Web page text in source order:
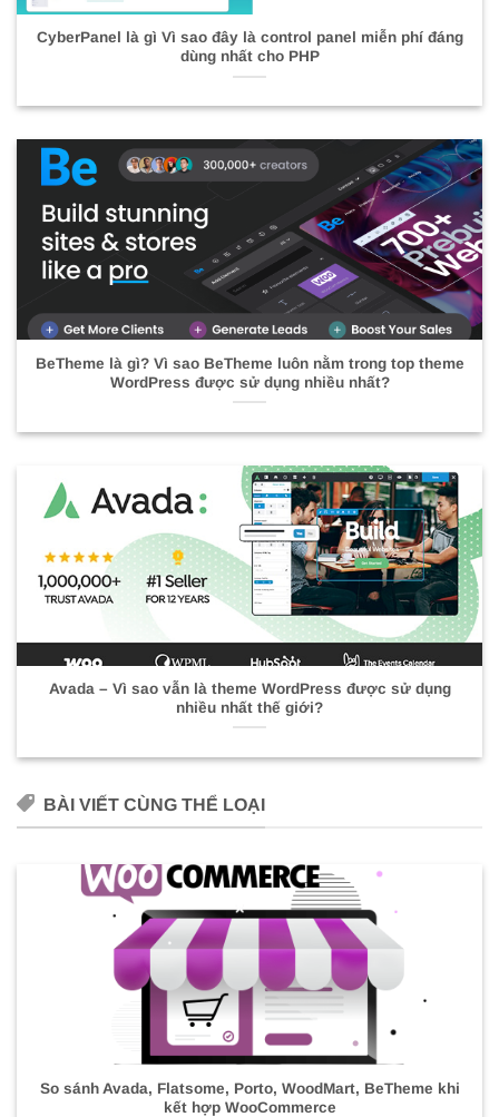
CyberPanel là gì Vì sao đây là control panel miễn phí đáng
dùng nhất cho PHP
BeTheme là gì? Vì sao BeTheme luôn nằm trong top theme
WordPress được sử dụng nhiều nhất?
Avada – Vì sao vẫn là theme WordPress được sử dụng
nhiều nhất thế giới?
BÀI VIẾT CÙNG THỂ LOẠI
So sánh Avada, Flatsome, Porto, WoodMart, BeTheme khi
kết hợp WooCommerce